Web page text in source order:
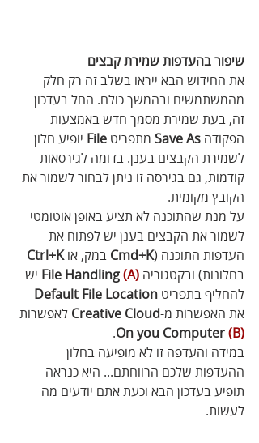
שיפור בהעדפות שמירת קבצים
את החידוש הבא ייראו בשלב זה רק חלק
מהמשתמשים ובהמשך כולם. החל בעדכון
זה, בעת שמירת מסמך חדש באמצעות
הפקודה Save As מתפריט File יופיע חלון
לשמירת הקבצים בענן. בדומה לגירסאות
קודמות, גם בגירסה זו ניתן לבחור לשמור את
הקובץ מקומית.
על מנת שהתוכנה לא תציע באופן אוטומטי
לשמור את הקבצים בענן יש לפתוח את
העדפות התוכנה (Cmd+K במק, או Ctrl+K
בחלונות) ובקטגוריה
File Handling (A)
יש
להחליף בתפריט Default File Location
את האפשרות מ-Creative Cloud לאפשרות
(B)
.
במידה והעדפה זו לא מופיעה בחלון
ההעדפות שלכם הרווחתם... היא כנראה
תופיע בעדכון הבא וכעת אתם יודעים מה
לעשות.